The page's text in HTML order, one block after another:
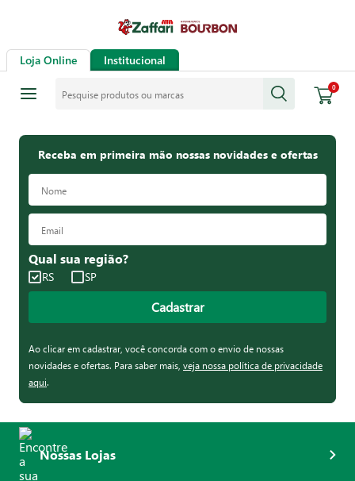
Loja Online Institucional
0
Receba em primeira mão nossas novidades e ofertas
Qual sua região?
RS SP
Cadastrar
Ao clicar em cadastrar, você concorda com o envio de nossas
novidades e ofertas. Para saber mais, veja nossa política de privacidade
aqui.
Nossas Lojas